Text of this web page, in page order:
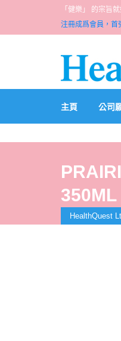
「健樂」 的宗旨
注冊成爲會員，首
主頁 公司
350ML
HealthQuest